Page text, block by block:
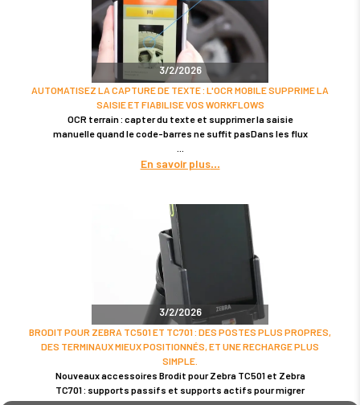
3/2/2026
AUTOMATISEZ LA CAPTURE DE TEXTE : L'OCR MOBILE SUPPRIME LA
SAISIE ET FIABILISE VOS WORKFLOWS
OCR terrain : capter du texte et supprimer la saisie
manuelle quand le code-barres ne suffit pasDans les flux
En savoir plus
3/2/2026
BRODIT POUR ZEBRA TC501 ET TC701 : DES POSTES PLUS PROPRES,
DES TERMINAUX MIEUX POSITIONNÉS, ET UNE RECHARGE PLUS
SIMPLE.
Nouveaux accessoires Brodit pour Zebra TC501 et Zebra
TC701 : supports passifs et supports actifs pour migrer